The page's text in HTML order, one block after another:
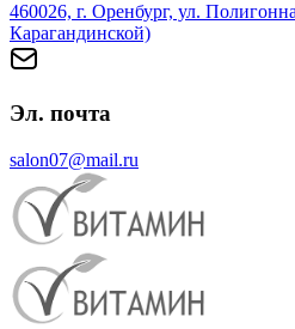
460026, г. Оренбург, ул.
Карагандинской)
Эл. почта
salon07@mail.ru